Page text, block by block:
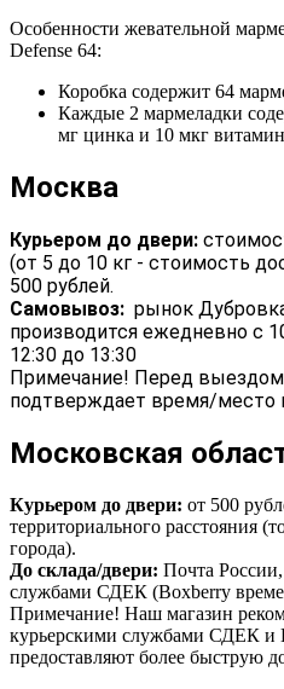
Особенности жевательной
Defense 64:
Коробка содержит 64
Каждые 2 мармеладки
мг цинка и 10 мкг
Москва
Курьером до двери:
(от 5 до 10 кг - стоимость
500 рублей.
Самовывоз: рынок
производится ежедневно с
12:30 до 13:30
Примечание! Перед
подтверждает время/место
Московская
Курьером до двери: от 500
территориального расстояния
города).
До склада/двери: Почта
службами СДЕК (Boxberry
Примечание! Наш магазин
курьерскими службами СДЕК и
предоставляют более быструю